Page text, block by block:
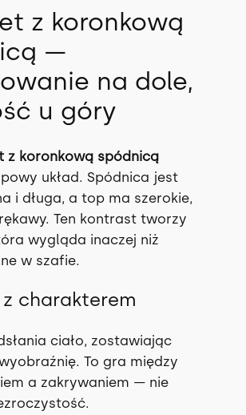
z koronkową
—
na dole,
u góry
z koronkową spódnicą
układ. Spódnica jest
i długa, a top ma szerokie,
Ten kontrast tworzy
wygląda inaczej niż
w szafie.
z charakterem
ciało, zostawiając
To gra między
a zakrywaniem — nie